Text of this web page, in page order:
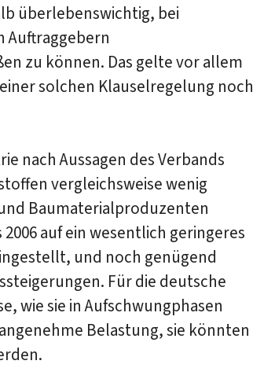
überlebenswichtig, bei
Auftraggebern
zu können. Das gelte vor allem
solchen Klauselregelung noch
nach Aussagen des Verbands
vergleichsweise wenig
Baumaterialproduzenten
auf ein wesentlich geringeres
und noch genügend
Für die deutsche
wie sie in Aufschwungphasen
Belastung, sie könnten